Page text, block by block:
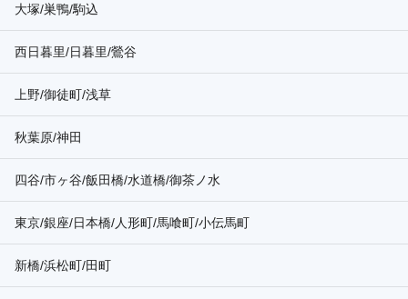
大塚/巣鴨/駒込
西日暮里/日暮里/鶯谷
上野/御徒町/浅草
秋葉原/神田
四谷/市ヶ谷/飯田橋/水道橋/御茶ノ水
東京/銀座/日本橋/人形町/馬喰町/小伝馬町
新橋/浜松町/田町